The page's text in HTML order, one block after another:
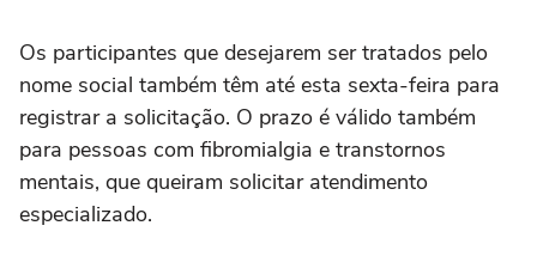
Os participantes que desejarem ser tratados pelo
nome social também têm até esta sexta-feira para
registrar a solicitação. O prazo é válido também
para pessoas com fibromialgia e transtornos
mentais, que queiram solicitar atendimento
especializado.